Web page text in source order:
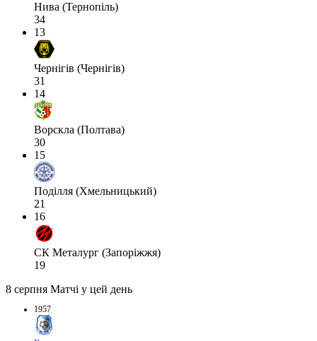
Нива (Тернопіль)
34
13
Чернігів (Чернігів)
31
14
Ворскла (Полтава)
30
15
Поділля (Хмельницький)
21
16
СК Металург (Запоріжжя)
19
8 серпня Матчі у цей день
1957